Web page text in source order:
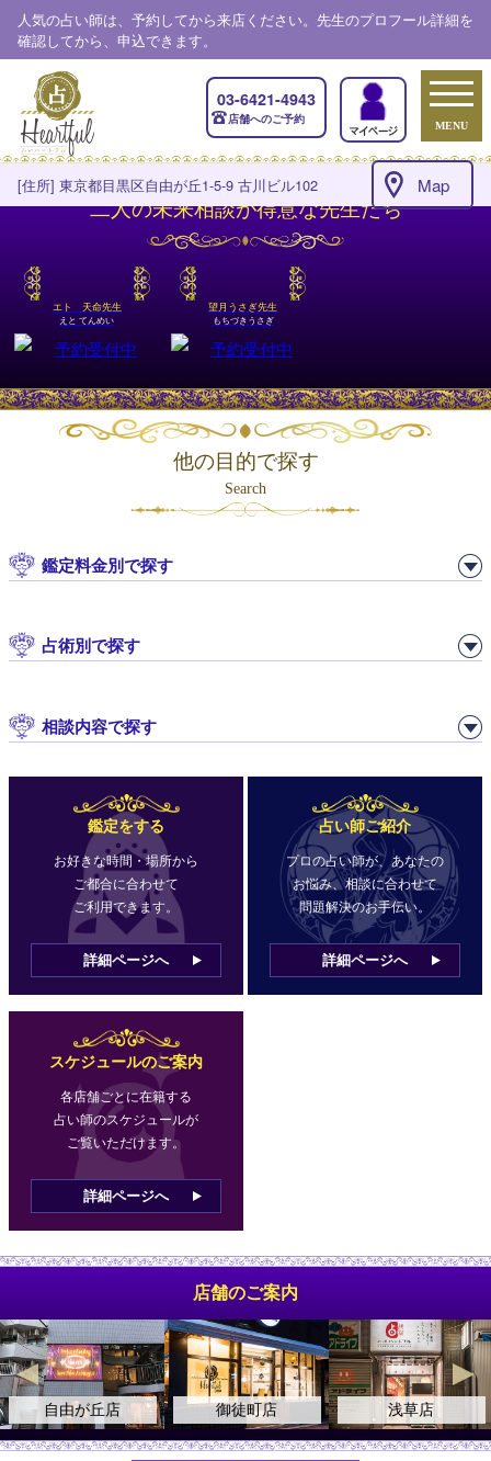
人気の占い師は、予約してから来店ください。先生のプロフール詳細を
確認してから、申込できます。
MENU
[住所] 東京都目黒区自由が丘1-5-9 古川ビル102 Map
03-6421-4943
店舗へのご予約
二人の未来相談が得意な先生たち
エト 天命先生
えと てんめい
望月うさぎ先生
もちづきうさぎ
他の目的で探す
Search
鑑定料金別で探す
占術別で探す
相談内容で探す
鑑定をする
お好きな時間・場所から
ご都合に合わせて
ご利用できます。
詳細ページへ
占い師ご紹介
プロの占い師が、あなたの
お悩み、相談に合わせて
問題解決のお手伝い。
詳細ページへ
スケジュールのご案内
各店舗ごとに在籍する
占い師のスケジュールが
ご覧いただけます。
詳細ページへ
店舗のご案内
自由が丘店 御徒町店 浅草店